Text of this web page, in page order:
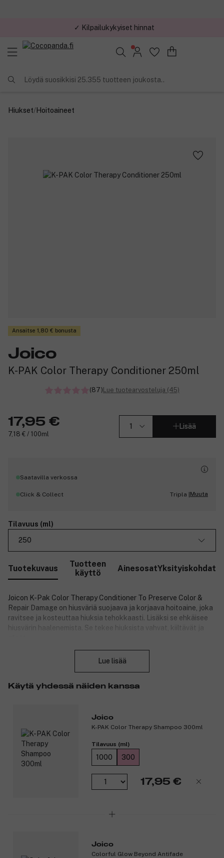
✓ Kilpailukykyiset hinnat
Löydä suosikkisi 25.355 tuotteen joukosta..
Hiukset/Hoitoaineet
Ansaitse 1,80 € bonusta
Joico
K-PAK Color Therapy Conditioner 250ml
(87)Lue tuotearvosteluja (45)
17,95 €
7,18 € / 100ml
Lisää
Saatavilla verkossa
Click & Collect Tripla |Muuta
Tilavuus (ml)
250
Tuotekuvaus
Tuotteen
käyttö
AinesosatYksityiskohdat
Joicon K-Pak Color Therapy Conditioner To Preserve Color &
Repair Damage on hiusväriä suojaava ja korjaava hoitoaine, joka
ravitsee ja kosteuttaa hiuksia tehokkaasti. Lisäksi se ehkäisee
hiusvärin haalenemista. Se tekee hiuksista vahvat, kiiltävät ja
Lue lisää
Käytä yhdessä näiden kanssa
Joico
K-PAK Color Therapy Shampoo 300ml
Tilavuus (ml)
1000 300
17,95 €
Joico
Colorful Glow Beyond Antifade